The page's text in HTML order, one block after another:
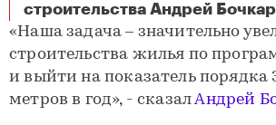
строительства Андрей
«Наша задача – значительно
строительства жилья по
и выйти на показатель порядка
метров в год», - сказалАндрей